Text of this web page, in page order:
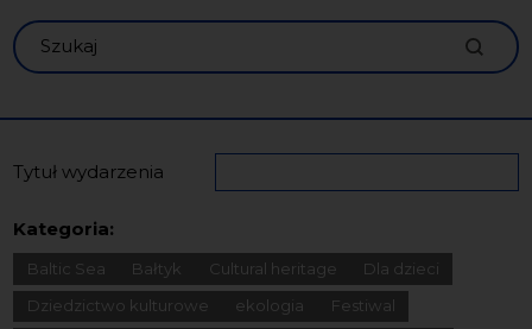
Szukaj
Tytuł wydarzenia
Kategoria:
Baltic Sea Bałtyk Cultural heritage
Dla dzieci
Dziedzictwo kulturowe
ekologia
Festiwal